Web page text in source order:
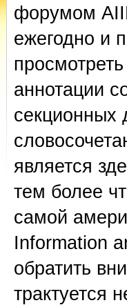
форумом
ежегодно и
аннотации
секционных
является
тем более
самой
Information
обратить
трактуется